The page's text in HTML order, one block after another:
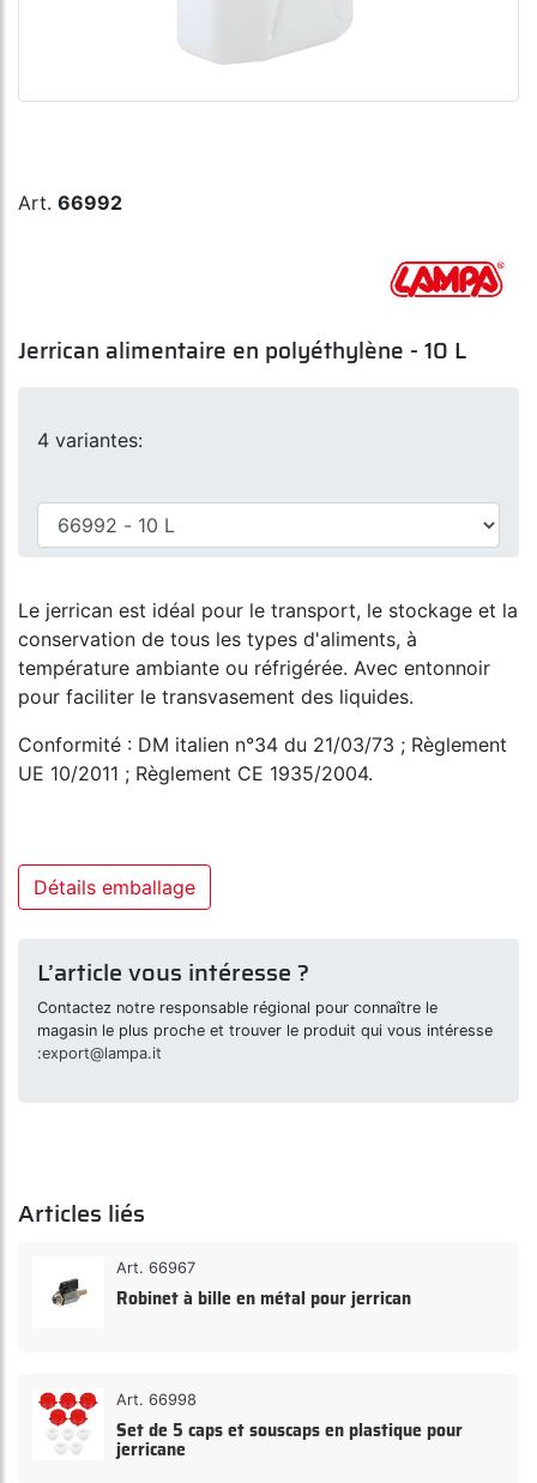
Art. 66992
Jerrican alimentaire en polyéthylène - 10 L
4 variantes:
Le jerrican est idéal pour le transport, le stockage et la
conservation de tous les types d'aliments, à
température ambiante ou réfrigérée. Avec entonnoir
pour faciliter le transvasement des liquides.
Conformité : DM italien n°34 du 21/03/73 ; Règlement
UE 10/2011 ; Règlement CE 1935/2004.
Détails emballage
L’article vous intéresse ?
Contactez notre responsable régional pour connaître le
magasin le plus proche et trouver le produit qui vous intéresse
:export@lampa.it
Articles liés
Art. 66967
Robinet à bille en métal pour jerrican
Art. 66998
Set de 5 caps et souscaps en plastique pour
jerricane